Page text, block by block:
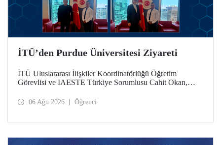
İTÜ’den Purdue Üniversitesi Ziyareti
İTÜ Uluslararası İlişkiler Koordinatörlüğü Öğretim
Görevlisi ve IAESTE Türkiye Sorumlusu Cahit Okan,
Temmuz tarihlerinde ABD’de dünyanın önde gelen
06 Ağu 2026 Öğrenci